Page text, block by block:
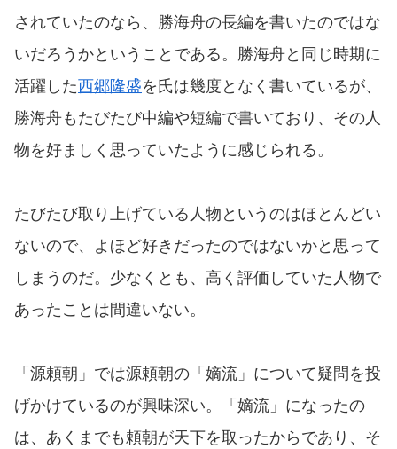
されていたのなら、勝海舟の長編を書いたのではな
いだろうかということである。勝海舟と同じ時期に
活躍した西郷隆盛を氏は幾度となく書いているが、
勝海舟もたびたび中編や短編で書いており、その人
物を好ましく思っていたように感じられる。
たびたび取り上げている人物というのはほとんどい
ないので、よほど好きだったのではないかと思って
しまうのだ。少なくとも、高く評価していた人物で
あったことは間違いない。
「源頼朝」では源頼朝の「嫡流」について疑問を投
げかけているのが興味深い。「嫡流」になったの
は、あくまでも頼朝が天下を取ったからであり、そ